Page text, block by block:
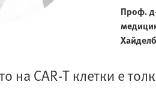
Проф.
на CAR-T клетки е